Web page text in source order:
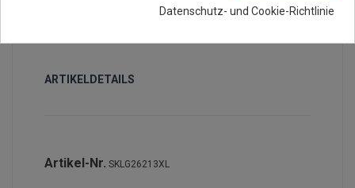
ARTIKELDETAILS
Artikel-Nr. SKLG26213XL
Datenschutz- und Cookie-Richtlinie